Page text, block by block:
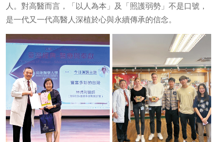
人。對高醫而言，「以人為本」及「照護弱勢」不是口號，
是一代又一代高醫人深植於心與永續傳承的信念。